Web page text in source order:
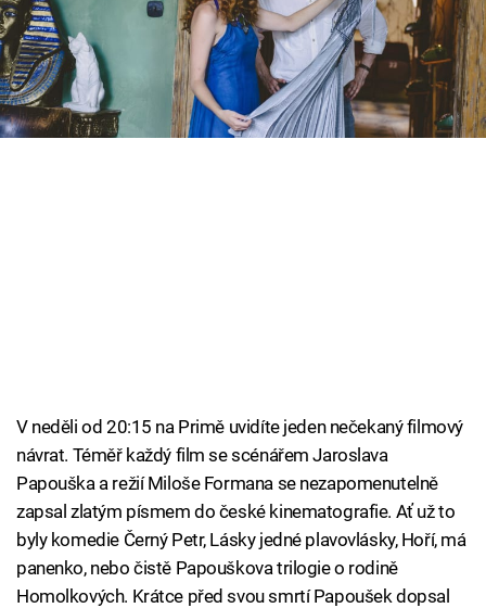
Cool Esport
Pořady
TV Program
dlouhé roky v šuplíku.
V neděli od 20:15 na Primě uvidíte jeden nečekaný filmový
návrat. Téměř každý film se scénářem Jaroslava
Papouška a režií Miloše Formana se nezapomenutelně
zapsal zlatým písmem do české kinematografie. Ať už to
byly komedie Černý Petr, Lásky jedné plavovlásky, Hoří, má
panenko, nebo čistě Papouškova trilogie o rodině
Homolkových. Krátce před svou smrtí Papoušek dopsal